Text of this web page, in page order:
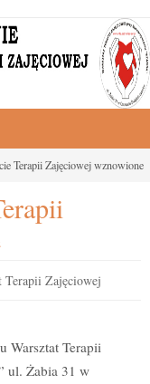
Terapii Zajęciowej wznowione
Terapii Zajęciowej
Warsztat Terapii
ul. Żabia 31 w